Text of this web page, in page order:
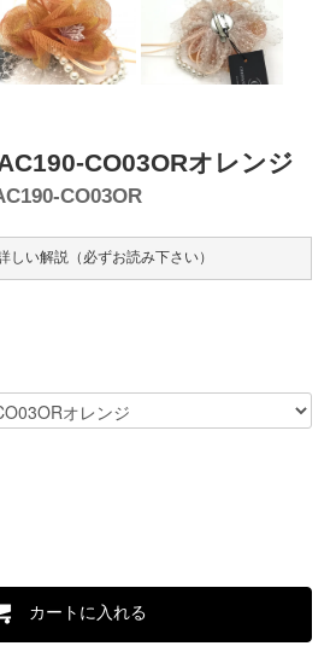
CO03ORオレンジ
CO03OR
しい解説（必ずお読み下さい）
カートに入れる